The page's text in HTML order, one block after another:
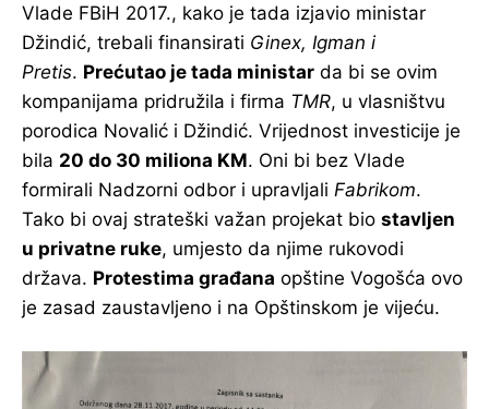
Vlade FBiH 2017., kako je tada izjavio ministar
Džindić, trebali finansirati Ginex, Igman i
Pretis. Prećutao je tada ministar da bi se ovim
kompanijama pridružila i firma TMR, u vlasništvu
porodica Novalić i Džindić. Vrijednost investicije je
bila 20 do 30 miliona KM. Oni bi bez Vlade
formirali Nadzorni odbor i upravljali Fabrikom.
Tako bi ovaj strateški važan projekat bio stavljen
u privatne ruke, umjesto da njime rukovodi
država. Protestima građana opštine Vogošća ovo
je zasad zaustavljeno i na Opštinskom je vijeću.